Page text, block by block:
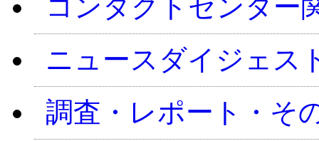
コンタクトセンター
ニュースダイジェス
調査・レポート・そ